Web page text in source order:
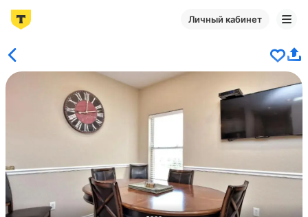
Личный кабинет